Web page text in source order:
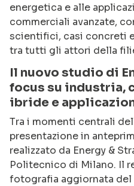
energetica e alle
commerciali avanzate,
scientifici, casi concreti
tra tutti gli attori della
Il nuovo studio di
focus su industria,
ibride e
Tra i momenti centrali
presentazione in
realizzato da Energy &
Politecnico di Milano. Il
fotografia aggiornata